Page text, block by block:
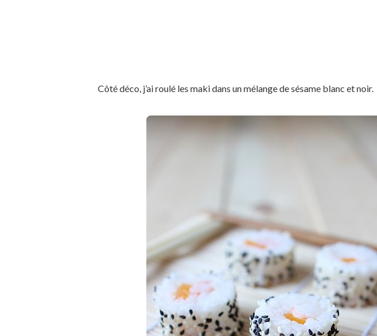
Côté déco, j’ai roulé les maki dans un mélange de sésame blanc et noir.